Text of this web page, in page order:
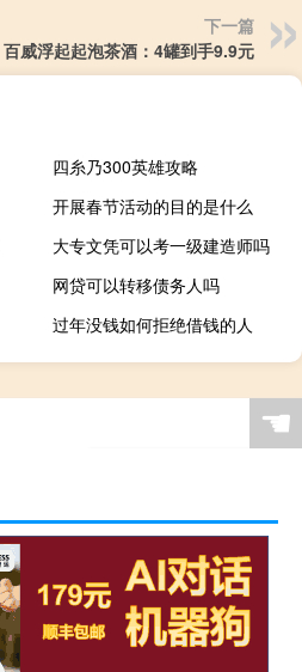
下一篇
威浮起起泡茶酒：4罐到手9.9元
四糸乃300英雄攻略
开展春节活动的目的是什么
大专文凭可以考一级建造师吗
网贷可以转移债务人吗
过年没钱如何拒绝借钱的人
☚